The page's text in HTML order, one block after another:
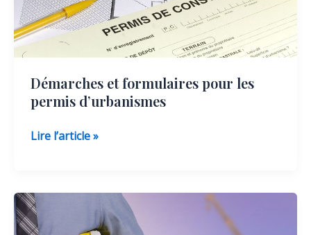
Démarches et formulaires pour les
permis d’urbanismes
Démarches
pour
les
permis
Lire l’article »